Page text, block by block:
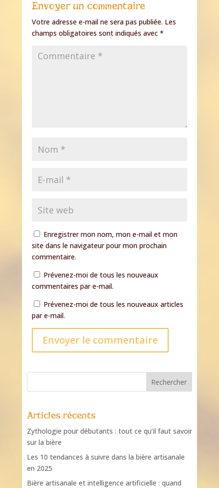
Envoyer un commentaire
Votre adresse e-mail ne sera pas publiée. Les
champs obligatoires sont indiqués avec *
Enregistrer mon nom, mon e-mail et mon
site dans le navigateur pour mon prochain
commentaire.
Prévenez-moi de tous les nouveaux
commentaires par e-mail.
Prévenez-moi de tous les nouveaux articles
par e-mail.
Envoyer le commentaire
Articles récents
Zythologie pour débutants : tout ce qu’il faut savoir
sur la bière
Les 10 tendances à suivre dans la bière artisanale
en 2025
Bière artisanale et intelligence artificielle : quand